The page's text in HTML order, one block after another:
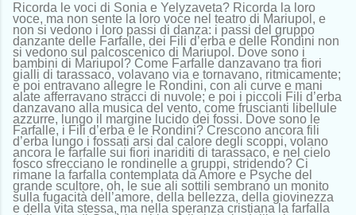
Ricorda le voci di Sonia e Yelyzaveta? Ricorda la loro
voce, ma non sente la loro voce nel teatro di Mariupol, e
non si vedono i loro passi di danza: i passi del gruppo
danzante delle Farfalle, dei Fili d’erba e delle Rondini non
si vedono sul palcoscenico di Mariupol. Dove sono i
bambini di Mariupol? Come Farfalle danzavano tra fiori
gialli di tarassaco, volavano via e tornavano, ritmicamente;
e poi entravano allegre le Rondini, con ali curve e mani
alate afferravano stracci di nuvole; e poi i piccoli Fili d’erba
danzavano alla musica del vento, come fruscianti libellule
azzurre, lungo il margine lucido dei fossi. Dove sono le
Farfalle, i Fili d’erba e le Rondini? Crescono ancora fili
d’erba lungo i fossati arsi dal calore degli scoppi, volano
ancora le farfalle sui fiori inariditi di tarassaco, e nel cielo
fosco sfrecciano le rondinelle a gruppi, stridendo? Ci
rimane la farfalla contemplata da Amore e Psyche del
grande scultore, oh, le sue ali sottili sembrano un monito
sulla fugacità dell’amore, della bellezza, della giovinezza
e della vita stessa, ma nella speranza cristiana la farfalla